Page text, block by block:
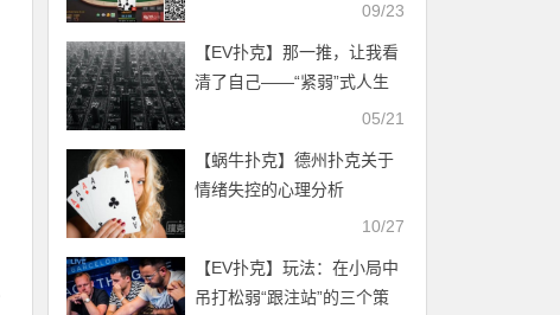
09/23
【EV扑克】那一推，让我看
清了自己——“紧弱”式人生
05/21
【蜗牛扑克】德州扑克关于
情绪失控的心理分析
10/27
【EV扑克】玩法：在小局中
吊打松弱“跟注站”的三个策